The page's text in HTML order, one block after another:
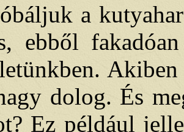
a
ebből
dolog. És
Ez például